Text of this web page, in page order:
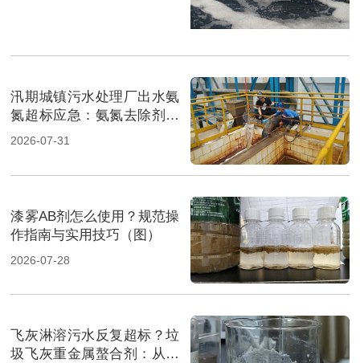
汛期城镇污水处理厂出水氨
氮超标应急：氨氮去除剂投
加方法及实操指南（图）
2026-07-31
漆雾AB剂怎么使用？规范操
作指南与实用技巧（图）
2026-07-28
飞灰淋溶污水反复超标？垃
圾飞灰重金属螯合剂：从源